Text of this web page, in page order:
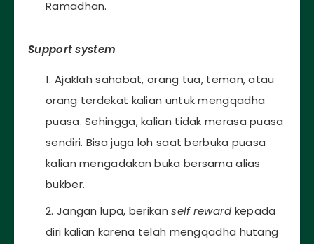
Ramadhan.
Support system
Ajaklah sahabat, orang tua, teman, atau
orang terdekat kalian untuk mengqadha
puasa. Sehingga, kalian tidak merasa puasa
sendiri. Bisa juga loh saat berbuka puasa
kalian mengadakan buka bersama alias
bukber.
Jangan lupa, berikanself reward kepada
diri kalian karena telah mengqadha hutang